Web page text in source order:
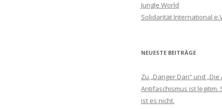
Jungle World
Solidarität International
NEUESTE BEITRÄGE
Zu „Danger Dan“ und „Die
Antifaschismus ist legitim.
ist es nicht.